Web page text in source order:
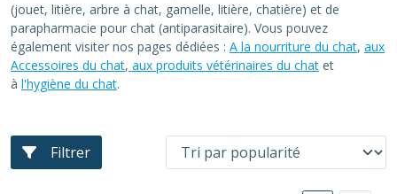
(jouet, litière, arbre à chat, gamelle, litière, chatière) et de
parapharmacie pour chat (antiparasitaire). Vous pouvez
également visiter nos pages dédiées : A la nourriture du chat, aux
Accessoires du chat, aux produits vétérinaires du chat et
à l'hygiène du chat.
Filtrer